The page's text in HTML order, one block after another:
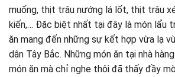
muống, thịt trâu nướng lá lốt, thịt trâu
kiến,… Đặc biệt nhất tại đây là món lẩu
ăn mang đến những sự kết hợp vừa lạ
dân Tây Bắc. Những món ăn tại nhà
món ăn mà chỉ nghe thôi đã thấy đầy